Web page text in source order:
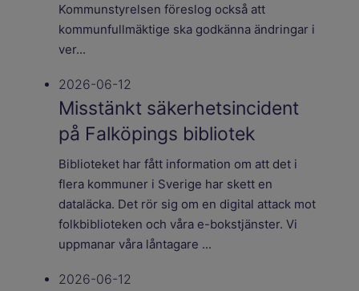
Kommunstyrelsen föreslog också att
kommunfullmäktige ska godkänna ändringar i
ver...
2026-06-12
Misstänkt säkerhetsincident
på Falköpings bibliotek
Biblioteket har fått information om att det i
flera kommuner i Sverige har skett en
dataläcka. Det rör sig om en digital attack mot
folkbiblioteken och våra e-bokstjänster. Vi
uppmanar våra låntagare ...
2026-06-12